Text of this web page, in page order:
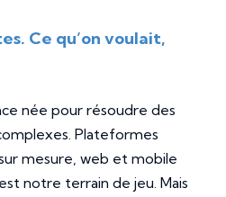
Ce qu’on voulait,
née pour résoudre des
Plateformes
mesure, web et mobile
notre terrain de jeu. Mais